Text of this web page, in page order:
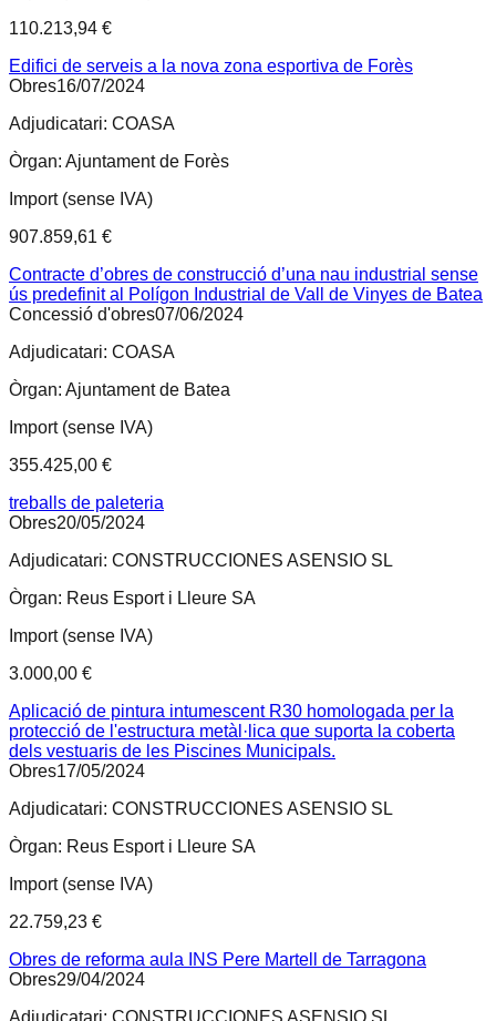
110.213,94 €
Edifici de serveis a la nova zona esportiva de Forès
Obres16/07/2024
Adjudicatari: COASA
Òrgan: Ajuntament de Forès
Import (sense IVA)
907.859,61 €
Contracte d’obres de construcció d’una nau industrial sense
ús predefinit al Polígon Industrial de Vall de Vinyes de Batea
Concessió d'obres07/06/2024
Adjudicatari: COASA
Òrgan: Ajuntament de Batea
Import (sense IVA)
355.425,00 €
treballs de paleteria
Obres20/05/2024
Adjudicatari: CONSTRUCCIONES ASENSIO SL
Òrgan: Reus Esport i Lleure SA
Import (sense IVA)
3.000,00 €
Aplicació de pintura intumescent R30 homologada per la
protecció de l'estructura metàl·lica que suporta la coberta
dels vestuaris de les Piscines Municipals.
Obres17/05/2024
Adjudicatari: CONSTRUCCIONES ASENSIO SL
Òrgan: Reus Esport i Lleure SA
Import (sense IVA)
22.759,23 €
Obres de reforma aula INS Pere Martell de Tarragona
Obres29/04/2024